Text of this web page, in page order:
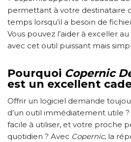
permettant à votre destinataire
temps lorsqu’il a besoin de
Vous pouvez l’aider à exceller au
avec cet outil puissant mais
Pourquoi Copernic
est un excellent
Offrir un logiciel demande
d’un outil immédiatement utile
facile à utiliser, et votre proche
quotidien ? Avec Copernic, la